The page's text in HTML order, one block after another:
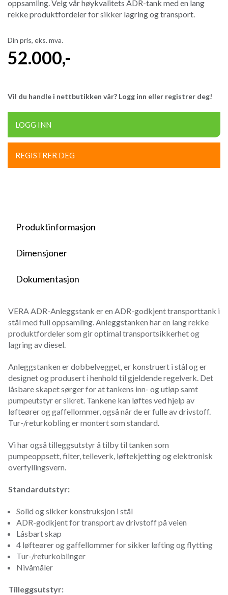
oppsamling. Velg vår høykvalitets ADR-tank med en lang
rekke produktfordeler for sikker lagring og transport.
Din pris, eks. mva.
52.000,-
Vil du handle i nettbutikken vår? Logg inn eller registrer deg!
LOGG INN
REGISTRER DEG
Produktinformasjon
Dimensjoner
Dokumentasjon
VERA ADR-Anleggstank er en ADR-godkjent transporttank i
stål med full oppsamling. Anleggstanken har en lang rekke
produktfordeler som gir optimal transportsikkerhet og
lagring av diesel.
Anleggstanken er dobbelvegget, er konstruert i stål og er
designet og produsert i henhold til gjeldende regelverk. Det
låsbare skapet sørger for at tankens inn- og utløp samt
pumpeutstyr er sikret. Tankene kan løftes ved hjelp av
løfteører og gaffellommer, også når de er fulle av drivstoff.
Tur-/returkobling er montert som standard.
Vi har også tilleggsutstyr å tilby til tanken som
pumpeoppsett, filter, telleverk, løftekjetting og elektronisk
overfyllingsvern.
Standardutstyr:
Solid og sikker konstruksjon i stål
ADR-godkjent for transport av drivstoff på veien
Låsbart skap
4 løfteører og gaffellommer for sikker løfting og flytting
Tur-/returkoblinger
Nivåmåler
Tilleggsutstyr: